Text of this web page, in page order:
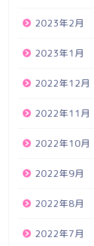
2023年2月
2023年1月
2022年12月
2022年11月
2022年10月
2022年9月
2022年8月
2022年7月